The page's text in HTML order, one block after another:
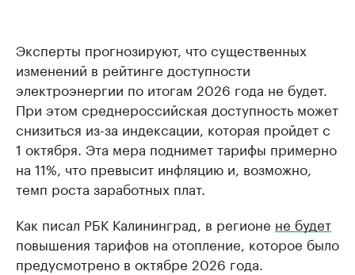
Эксперты прогнозируют, что существенных
изменений в рейтинге доступности
электроэнергии по итогам 2026 года не будет.
При этом среднероссийская доступность может
снизиться из-за индексации, которая пройдет с
1 октября. Эта мера поднимет тарифы примерно
на 11%, что превысит инфляцию и, возможно,
темп роста заработных плат.
Как писал РБК Калининград, в регионе не будет
повышения тарифов на отопление, которое было
предусмотрено в октябре 2026 года.